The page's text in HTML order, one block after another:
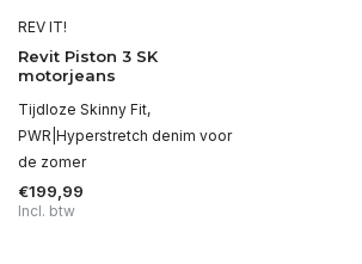
REV IT!
Revit Piston 3 SK
motorjeans
Tijdloze Skinny Fit,
PWR|Hyperstretch denim voor
de zomer
€199,99
Incl. btw